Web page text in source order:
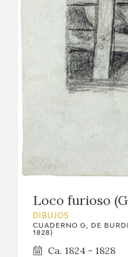
Loco furioso
DIBUJOS
CUADERNO G, DE
1828)
Ca. 1824 - 1828